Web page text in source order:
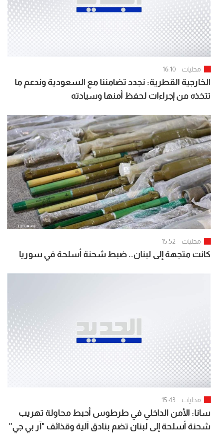
محليات 16:10
الخارجية القطرية: نجدد تضامننا مع السعودية وندعم ما
تتخذه من إجراءات لحفظ أمنها وسيادته
محليات 15:52
كانت متجهة إلى لبنان.. ضبط شحنة أسلحة في سوريا
محليات 15:43
سانا: الأمن الداخلي في طرطوس أحبط محاولة تهريب
شحنة أسلحة إلى لبنان تضم بنادق آلية وقذائف "آر بي جي"